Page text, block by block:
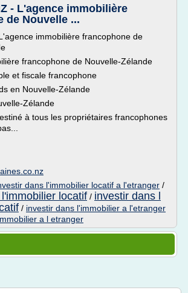
- L'agence immobilière
de Nouvelle ...
immobilière francophone de
francophone de Nouvelle-Zélande
et fiscale francophone
en Nouvelle-Zélande
Zélande
à tous les propriétaires francophones
dans l'immobilier locatif a l'etranger /
locatif / investir dans l
/ investir dans l'immobilier a l'etranger
a l etranger